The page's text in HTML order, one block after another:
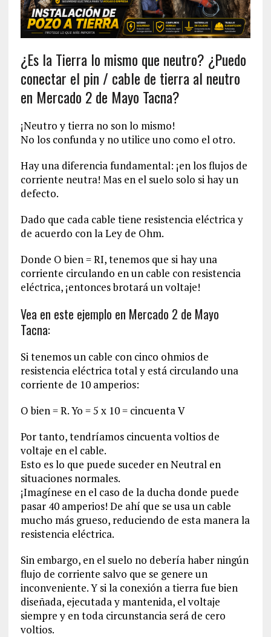
¿Es la Tierra lo mismo que neutro? ¿Puedo
conectar el pin / cable de tierra al neutro
en Mercado 2 de Mayo Tacna?
¡Neutro y tierra no son lo mismo!
No los confunda y no utilice uno como el otro.
Hay una diferencia fundamental: ¡en los flujos de
corriente neutra! Mas en el suelo solo si hay un
defecto.
Dado que cada cable tiene resistencia eléctrica y
de acuerdo con la Ley de Ohm.
Donde O bien = RI, tenemos que si hay una
corriente circulando en un cable con resistencia
eléctrica, ¡entonces brotará un voltaje!
Vea en este ejemplo en Mercado 2 de Mayo
Tacna:
Si tenemos un cable con cinco ohmios de
resistencia eléctrica total y está circulando una
corriente de 10 amperios:
O bien = R. Yo = 5 x 10 = cincuenta V
Por tanto, tendríamos cincuenta voltios de
voltaje en el cable.
Esto es lo que puede suceder en Neutral en
situaciones normales.
¡Imagínese en el caso de la ducha donde puede
pasar 40 amperios! De ahí que se usa un cable
mucho más grueso, reduciendo de esta manera la
resistencia eléctrica.
Sin embargo, en el suelo no debería haber ningún
flujo de corriente salvo que se genere un
inconveniente. Y si la conexión a tierra fue bien
diseñada, ejecutada y mantenida, el voltaje
siempre y en toda circunstancia será de cero
voltios.